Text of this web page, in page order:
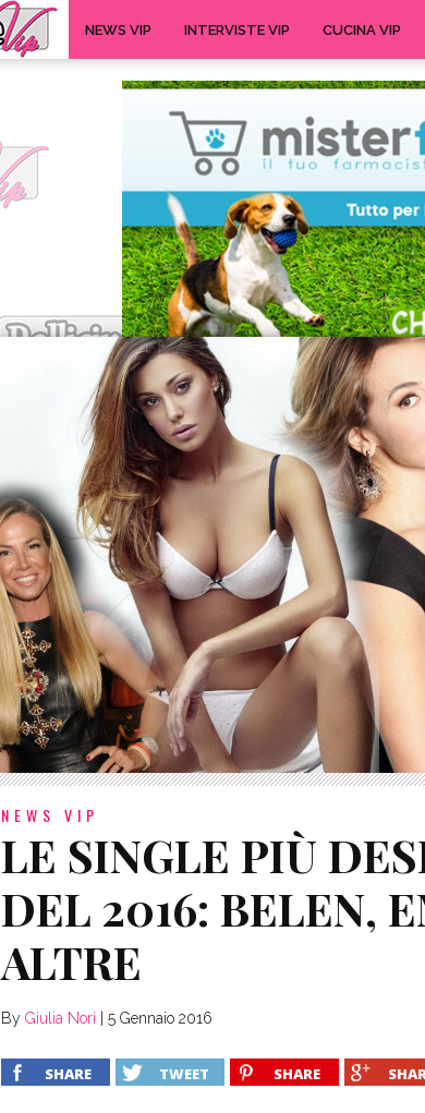
NEWS VIP INTERVISTE VIP CUCINA VIP
NEWS VIP
LE SINGLE PIÙ
DEL 2016: BELEN,
ALTRE
By Giulia Nori 5 Gennaio 2016
SHARE TWEET SHARE